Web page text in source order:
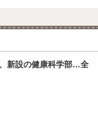
新設の健康科学部…全